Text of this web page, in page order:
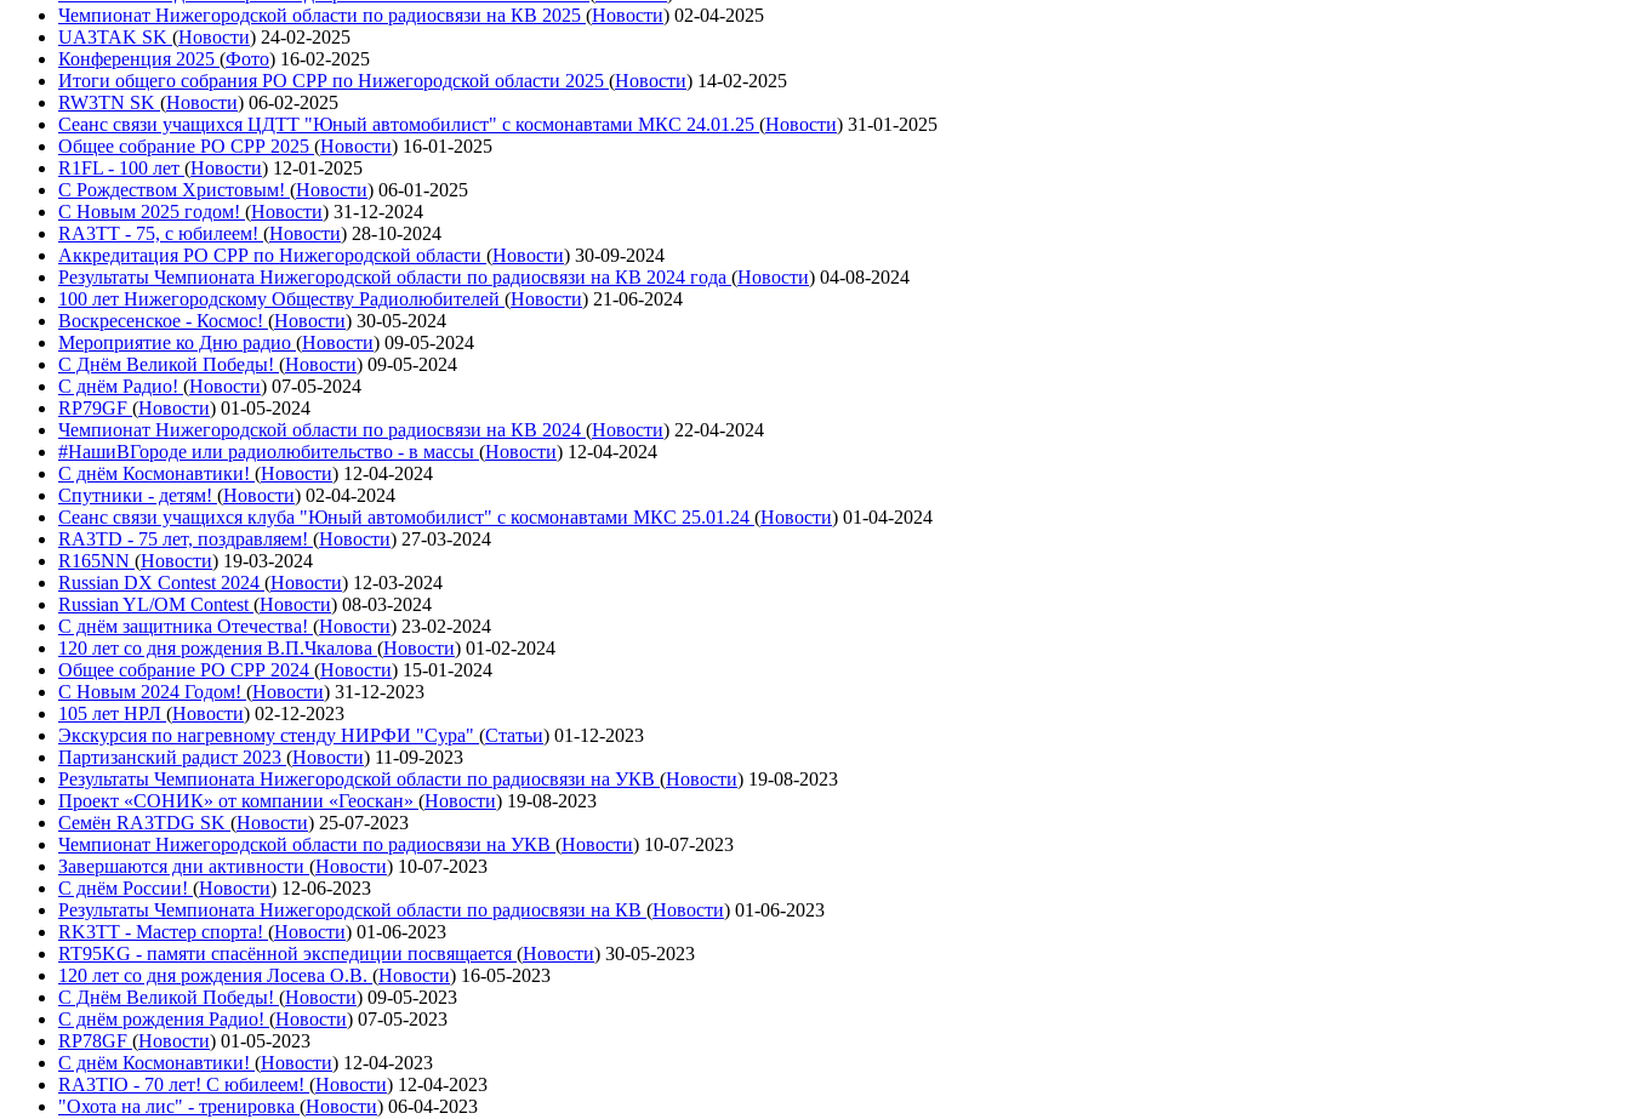
Чемпионат Нижегородской области по радиосвязи на КВ 2025 (Новости) 02-04-2025
UA3TAK SK (Новости) 24-02-2025
Конференция 2025 (Фото) 16-02-2025
Итоги общего собрания РО СРР по Нижегородской области 2025 (Новости) 14-02-2025
RW3TN SK (Новости) 06-02-2025
Сеанс связи учащихся ЦДТТ "Юный автомобилист" с космонавтами МКС 24.01.25 (Новости) 31-01-2025
Общее собрание РО СРР 2025 (Новости) 16-01-2025
R1FL - 100 лет (Новости) 12-01-2025
С Рождеством Христовым! (Новости) 06-01-2025
С Новым 2025 годом! (Новости) 31-12-2024
RA3TT - 75, с юбилеем! (Новости) 28-10-2024
Аккредитация РО СРР по Нижегородской области (Новости) 30-09-2024
Результаты Чемпионата Нижегородской области по радиосвязи на КВ 2024 года (Новости) 04-08-2024
100 лет Нижегородскому Обществу Радиолюбителей (Новости) 21-06-2024
Воскресенское - Космос! (Новости) 30-05-2024
Мероприятие ко Дню радио (Новости) 09-05-2024
С Днём Великой Победы! (Новости) 09-05-2024
С днём Радио! (Новости) 07-05-2024
RP79GF (Новости) 01-05-2024
Чемпионат Нижегородской области по радиосвязи на КВ 2024 (Новости) 22-04-2024
#НашиВГороде или радиолюбительство - в массы (Новости) 12-04-2024
С днём Космонавтики! (Новости) 12-04-2024
Спутники - детям! (Новости) 02-04-2024
Сеанс связи учащихся клуба "Юный автомобилист" с космонавтами МКС 25.01.24 (Новости) 01-04-2024
RA3TD - 75 лет, поздравляем! (Новости) 27-03-2024
R165NN (Новости) 19-03-2024
Russian DX Contest 2024 (Новости) 12-03-2024
Russian YL/OM Contest (Новости) 08-03-2024
С днём защитника Отечества! (Новости) 23-02-2024
120 лет со дня рождения В.П.Чкалова (Новости) 01-02-2024
Общее собрание РО СРР 2024 (Новости) 15-01-2024
С Новым 2024 Годом! (Новости) 31-12-2023
105 лет НРЛ (Новости) 02-12-2023
Экскурсия по нагревному стенду НИРФИ "Сура" (Статьи) 01-12-2023
Партизанский радист 2023 (Новости) 11-09-2023
Результаты Чемпионата Нижегородской области по радиосвязи на УКВ (Новости) 19-08-2023
Проект «СОНИК» от компании «Геоскан» (Новости) 19-08-2023
Семён RA3TDG SK (Новости) 25-07-2023
Чемпионат Нижегородской области по радиосвязи на УКВ (Новости) 10-07-2023
Завершаются дни активности (Новости) 10-07-2023
С днём России! (Новости) 12-06-2023
Результаты Чемпионата Нижегородской области по радиосвязи на КВ (Новости) 01-06-2023
RK3TT - Мастер спорта! (Новости) 01-06-2023
RT95KG - памяти спасённой экспедиции посвящается (Новости) 30-05-2023
120 лет со дня рождения Лосева О.В. (Новости) 16-05-2023
С Днём Великой Победы! (Новости) 09-05-2023
С днём рождения Радио! (Новости) 07-05-2023
RP78GF (Новости) 01-05-2023
С днём Космонавтики! (Новости) 12-04-2023
RA3TIO - 70 лет! С юбилеем! (Новости) 12-04-2023
"Охота на лис" - тренировка (Новости) 06-04-2023